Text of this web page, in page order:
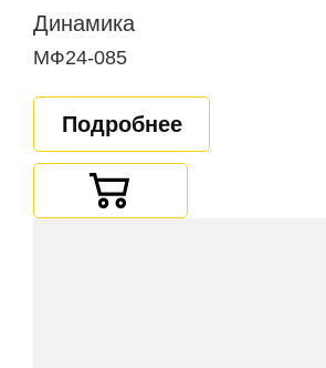
Динамика
МФ24-085
Подробнее